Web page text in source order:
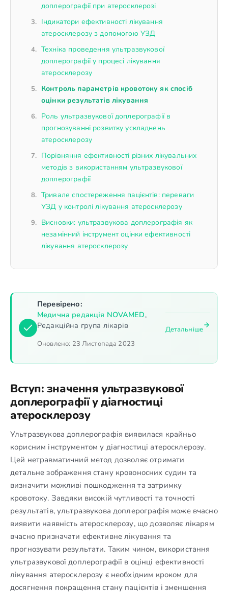
доплерографії при атеросклерозі
Індикатори ефективності лікування
атеросклерозу з допомогою УЗД
Техніка проведення ультразвукової
доплерографії у процесі лікування
атеросклерозу
Контроль параметрів кровотоку як спосіб
оцінки результатів лікування
Роль ультразвукової доплерографії в
прогнозуванні розвитку ускладнень
атеросклерозу
Порівняння ефективності різних лікувальних
методів з використанням ультразвукової
доплерографії
Тривале спостереження пацієнтів: переваги
УЗД у контролі лікування атеросклерозу
Висновки: ультразвукова доплерографія як
незамінний інструмент оцінки ефективності
лікування атеросклерозу
Перевірено:
Медична редакція NOVAMED,
Редакційна група лікарів
Оновлено: 23 Листопада 2023
Детальніше
Вступ: значення ультразвукової
доплерографії у діагностиці
атеросклерозу
Ультразвукова доплерографія виявилася крайньо
корисним інструментом у діагностиці атеросклерозу.
Цей нетравматичний метод дозволяє отримати
детальне зображення стану кровоносних судин та
визначити можливі пошкодження та затримку
кровотоку. Завдяки високій чутливості та точності
результатів, ультразвукова доплерографія може вчасно
виявити наявність атеросклерозу, що дозволяє лікарям
вчасно призначати ефективне лікування та
прогнозувати результати. Таким чином, використання
ультразвукової доплерографії в оцінці ефективності
лікування атеросклерозу є необхідним кроком для
досягнення покращення стану пацієнтів і зменшення